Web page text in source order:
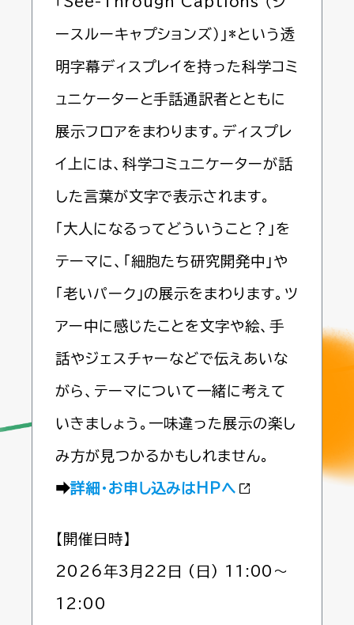
ースルーキャプションズ）」*という透
明字幕ディスプレイを持った科学コミ
ュニケーターと手話通訳者とともに
展示フロアをまわります。ディスプレ
イ上には、科学コミュニケーターが話
した言葉が文字で表示されます。
「大人になるってどういうこと？」を
テーマに、「細胞たち研究開発中」や
「老いパーク」の展示をまわります。ツ
アー中に感じたことを文字や絵、手
話やジェスチャーなどで伝えあいな
がら、テーマについて一緒に考えて
いきましょう。一味違った展示の楽し
み方が見つかるかもしれません。
➡詳細・お申し込みはHPへ
【開催日時】
2026年3月22日 (日) 11:00～
12:00